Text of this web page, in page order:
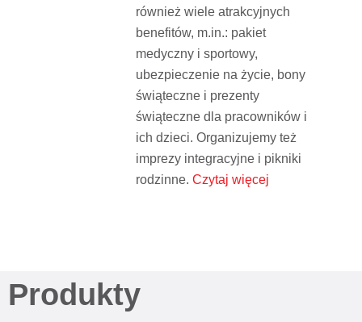
również wiele atrakcyjnych
benefitów, m.in.: pakiet
medyczny i sportowy,
ubezpieczenie na życie, bony
świąteczne i prezenty
świąteczne dla pracowników i
ich dzieci. Organizujemy też
imprezy integracyjne i pikniki
rodzinne. Czytaj więcej
Produkty